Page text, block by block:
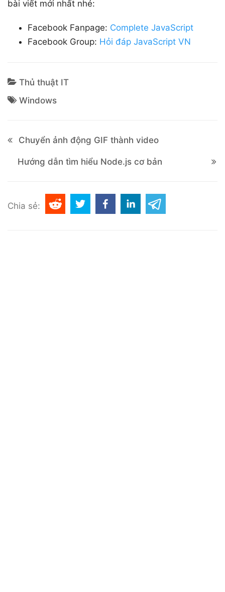
bài viết mới nhất nhé:
Facebook Fanpage: Complete JavaScript
Facebook Group: Hỏi đáp JavaScript VN
Thủ thuật IT
Windows
Chuyển ảnh động GIF thành video
Hướng dẫn tìm hiểu Node.js cơ bản
Chia sẻ: